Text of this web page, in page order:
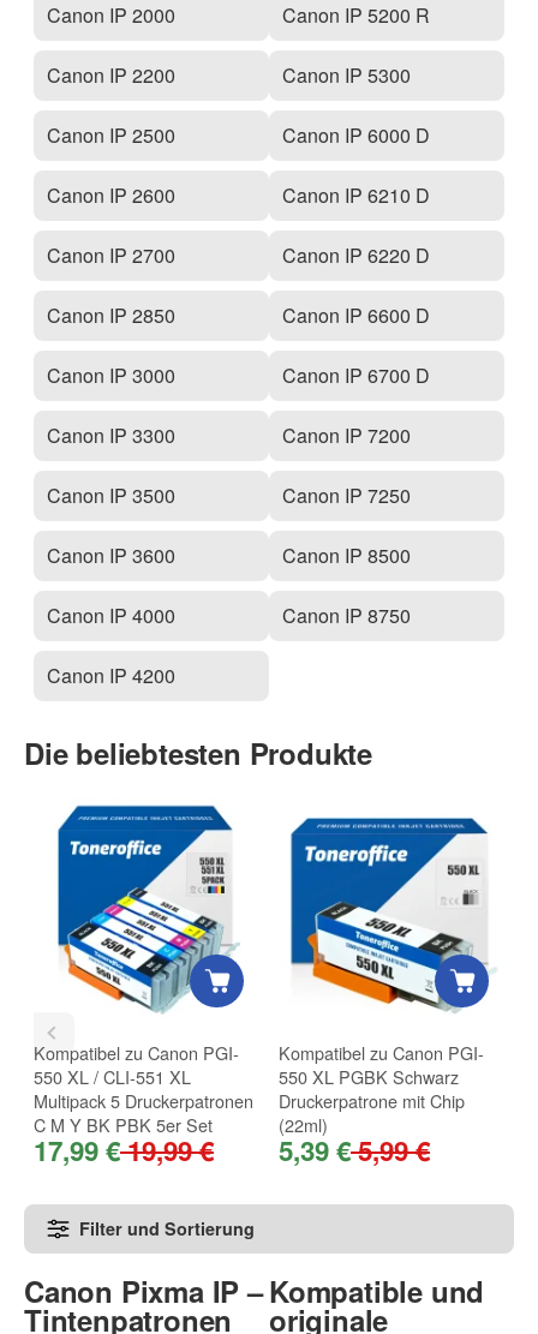
Canon IP 2000
Canon IP 2200
Canon IP 2500
Canon IP 2600
Canon IP 2700
Canon IP 2850
Canon IP 3000
Canon IP 3300
Canon IP 3500
Canon IP 3600
Canon IP 4000
Canon IP 4200
Canon IP 5200 R
Canon IP 5300
Canon IP 6000 D
Canon IP 6210 D
Canon IP 6220 D
Canon IP 6600 D
Canon IP 6700 D
Canon IP 7200
Canon IP 7250
Canon IP 8500
Canon IP 8750
Die beliebtesten Produkte
Kompatibel zu Canon PGI-
550 XL / CLI-551 XL
Multipack 5 Druckerpatronen
C M Y BK PBK 5er Set
17,99 €19,99 €
Kompatibel zu Canon PGI-
550 XL PGBK Schwarz
Druckerpatrone mit Chip
(22ml)
5,39 €5,99 €
Filter und Sortierung
Canon Pixma IP –
Tintenpatronen
Kompatible und
originale